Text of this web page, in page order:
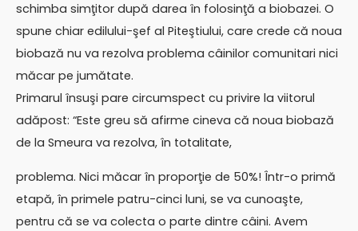
schimba simţitor după darea în folosinţă a biobazei. O
spune chiar edilului-şef al Piteştiului, care crede că noua
biobază nu va rezolva problema câinilor comunitari nici
măcar pe jumătate.
Primarul însuşi pare circumspect cu privire la viitorul
adăpost: “Este greu să afirme cineva că noua biobază
de la Smeura va rezolva, în totalitate,
problema. Nici măcar în proporţie de 50%! Într-o primă
etapă, în primele patru-cinci luni, se va cunoaşte,
pentru că se va colecta o parte dintre câini. Avem